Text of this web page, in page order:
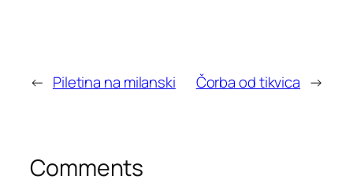
← Piletina na milanski Čorba od tikvica →
Comments